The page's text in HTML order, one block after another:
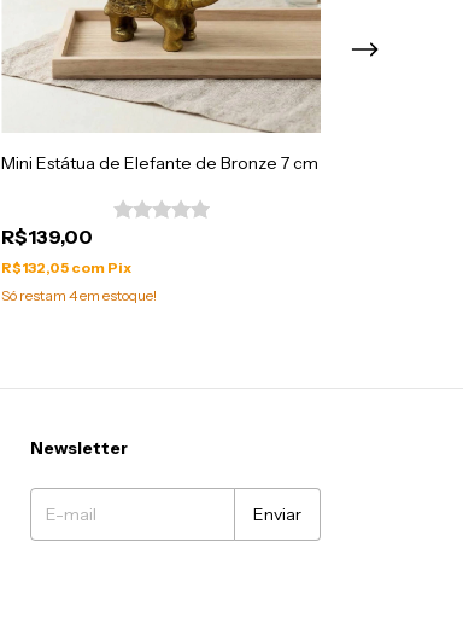
Mini Estátua de Elefante de Bronze 7 cm
R$139,00
R$132,05 com Pix
Só restam 4em estoque!
Newsletter